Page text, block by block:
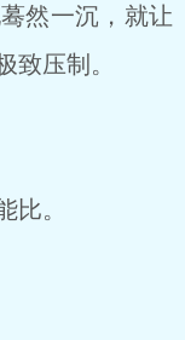
然一沉，就让
致压制。
。